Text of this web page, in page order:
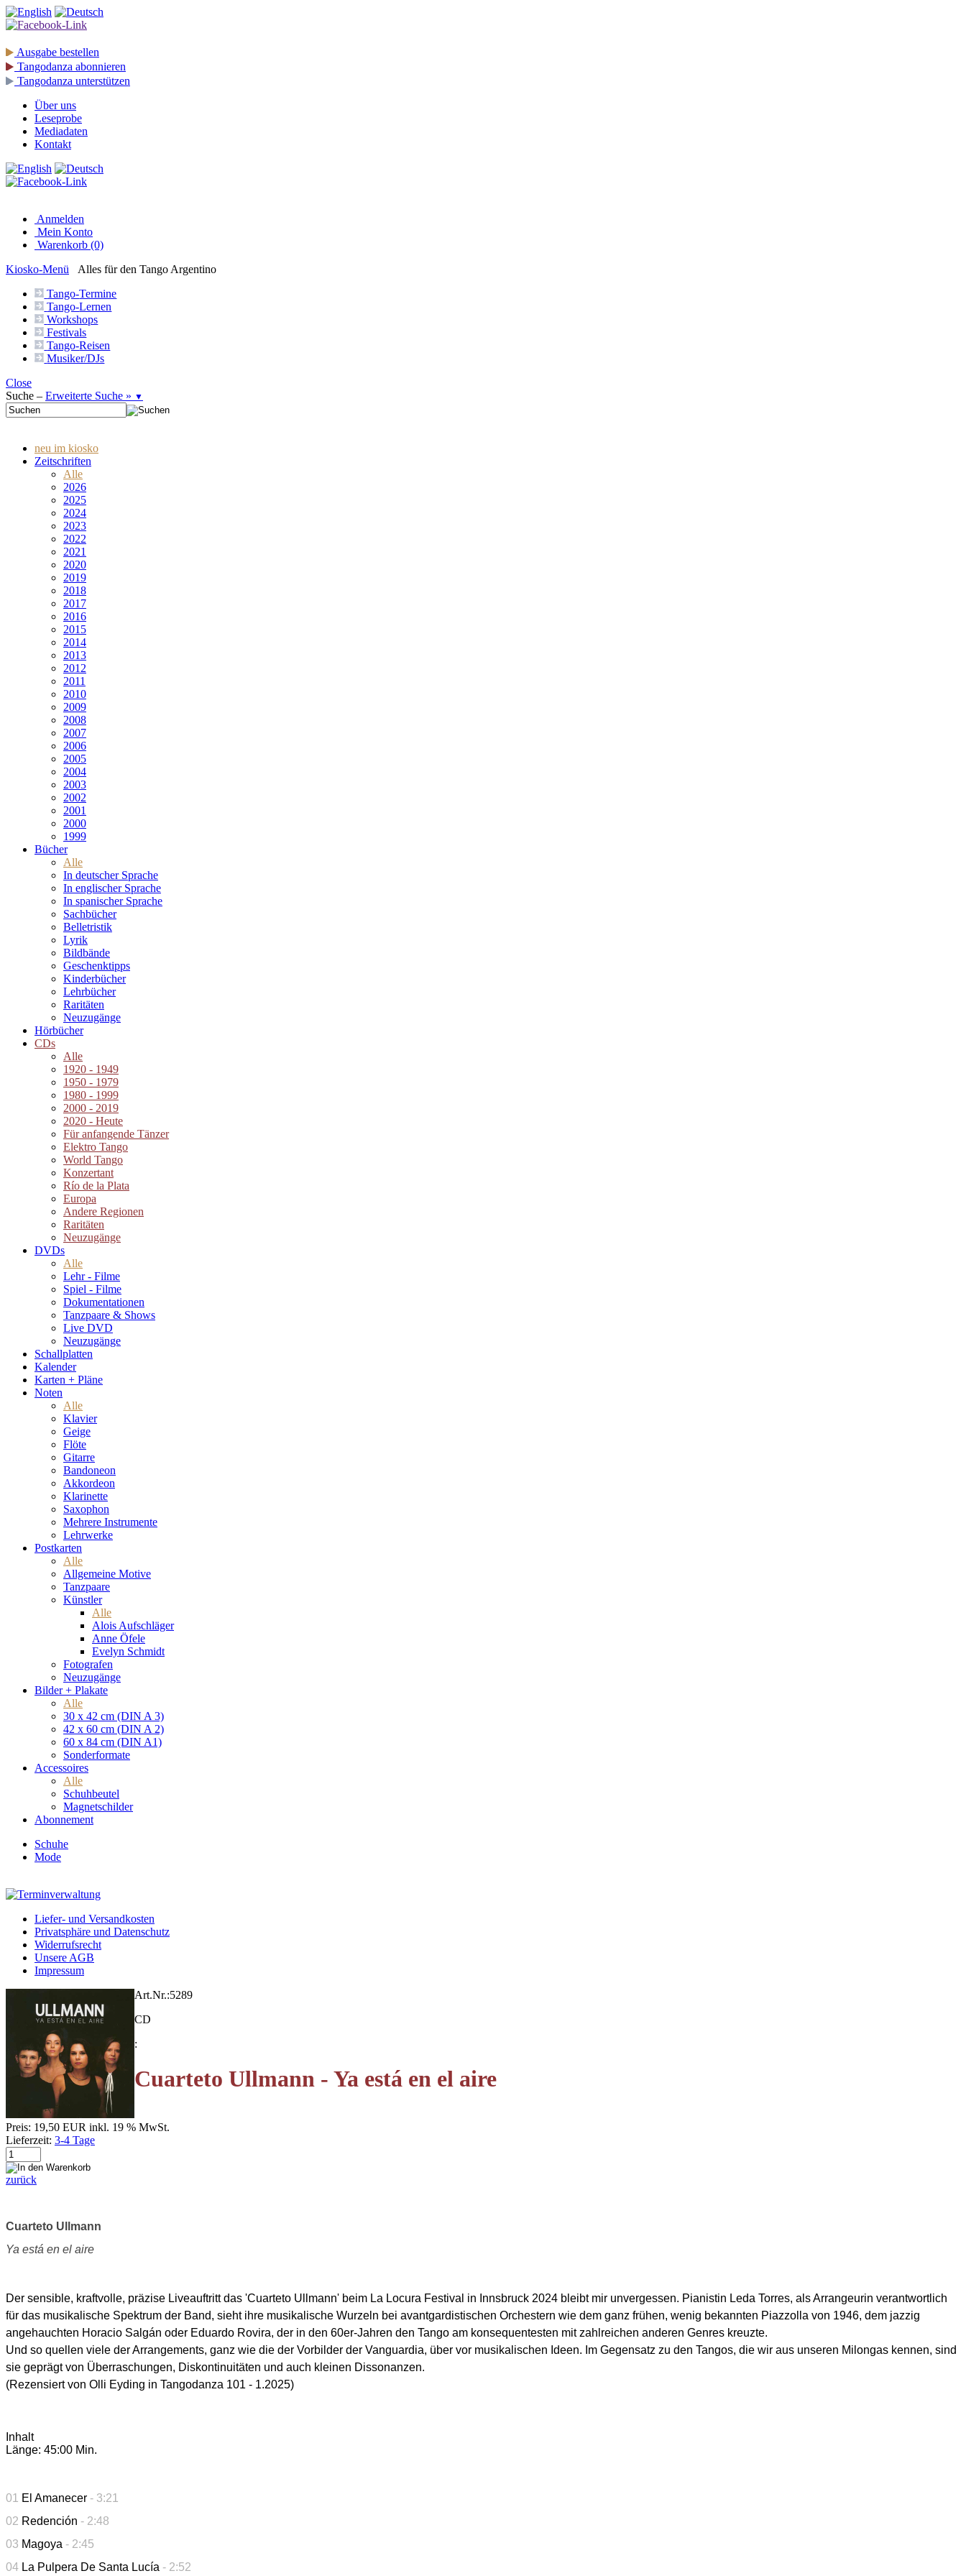
Ausgabe bestellen
Tangodanza abonnieren
Tangodanza unterstützen
Über uns
Leseprobe
Mediadaten
Kontakt
Anmelden
Mein Konto
Warenkorb (0)
Kiosko-Menü
Alles für den Tango Argentino
Tango-Termine
Tango-Lernen
Workshops
Festivals
Tango-Reisen
Musiker/DJs
Close
Suche – Erweiterte Suche » ▼
neu im kiosko
Zeitschriften
Alle
2026
2025
2024
2023
2022
2021
2020
2019
2018
2017
2016
2015
2014
2013
2012
2011
2010
2009
2008
2007
2006
2005
2004
2003
2002
2001
2000
1999
Bücher
Alle
In deutscher Sprache
In englischer Sprache
In spanischer Sprache
Sachbücher
Belletristik
Lyrik
Bildbände
Geschenktipps
Kinderbücher
Lehrbücher
Raritäten
Neuzugänge
Hörbücher
CDs
Alle
1920 - 1949
1950 - 1979
1980 - 1999
2000 - 2019
2020 - Heute
Für anfangende Tänzer
Elektro Tango
World Tango
Konzertant
Río de la Plata
Europa
Andere Regionen
Raritäten
Neuzugänge
DVDs
Alle
Lehr - Filme
Spiel - Filme
Dokumentationen
Tanzpaare & Shows
Live DVD
Neuzugänge
Schallplatten
Kalender
Karten + Pläne
Noten
Alle
Klavier
Geige
Flöte
Gitarre
Bandoneon
Akkordeon
Klarinette
Saxophon
Mehrere Instrumente
Lehrwerke
Postkarten
Alle
Allgemeine Motive
Tanzpaare
Künstler
Alle
Alois Aufschläger
Anne Öfele
Evelyn Schmidt
Fotografen
Neuzugänge
Bilder + Plakate
Alle
30 x 42 cm (DIN A 3)
42 x 60 cm (DIN A 2)
60 x 84 cm (DIN A1)
Sonderformate
Accessoires
Alle
Schuhbeutel
Magnetschilder
Abonnement
Schuhe
Mode
Liefer- und Versandkosten
Privatsphäre und Datenschutz
Widerrufsrecht
Unsere AGB
Impressum
Art.Nr.:5289
CD
:
Cuarteto Ullmann - Ya está en el aire
Preis: 19,50 EUR inkl. 19 % MwSt.
Lieferzeit: 3-4 Tage
zurück
Cuarteto Ullmann
Ya está en el aire
Der sensible, kraftvolle, präzise Liveauftritt das 'Cuarteto Ullmann' beim La Locura Festival in Innsbruck 2024 bleibt mir unvergessen. Pianistin Leda Torres, als Arrangeurin verantwortlich
für das musikalische Spektrum der Band, sieht ihre musikalische Wurzeln bei avantgardistischen Orchestern wie dem ganz frühen, wenig bekannten Piazzolla von 1946, dem jazzig
angehauchten Horacio Salgán oder Eduardo Rovira, der in den 60er-Jahren den Tango am konsequentesten mit zahlreichen anderen Genres kreuzte.
Und so quellen viele der Arrangements, ganz wie die der Vorbilder der Vanguardia, über vor musikalischen Ideen. Im Gegensatz zu den Tangos, die wir aus unseren Milongas kennen, sind
sie geprägt von Überraschungen, Diskontinuitäten und auch kleinen Dissonanzen.
(Rezensiert von Olli Eyding in Tangodanza 101 - 1.2025)
Inhalt
Länge: 45:00 Min.
01 El Amanecer - 3:21
02 Redención - 2:48
03 Magoya - 2:45
04 La Pulpera De Santa Lucía - 2:52